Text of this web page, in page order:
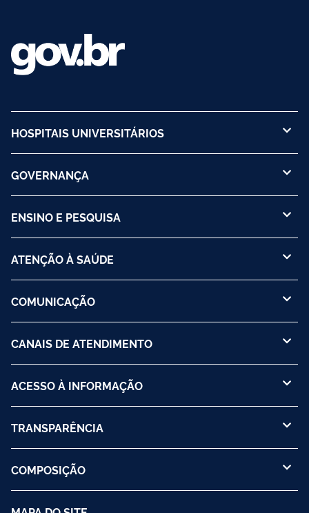
HOSPITAIS UNIVERSITÁRIOS
GOVERNANÇA
ENSINO E PESQUISA
ATENÇÃO À SAÚDE
COMUNICAÇÃO
CANAIS DE ATENDIMENTO
ACESSO À INFORMAÇÃO
TRANSPARÊNCIA
COMPOSIÇÃO